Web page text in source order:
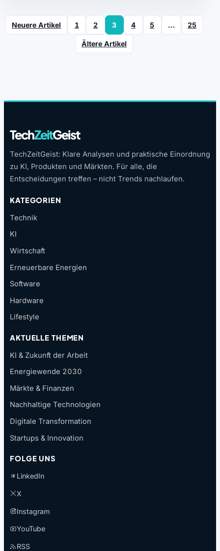
Neuere Artikel 1 2 3 4 5 … 25
Ältere Artikel
TechZeitGeist
TechZeitGeist: Klare Analysen und praktische Einordnung
zu KI, Produkten und Märkten. Für alle, die
Entscheidungen treffen – nicht Trends nachlaufen.
KATEGORIEN
Technik
KI
Wirtschaft
Erneuerbare Energien
Software
Hardware
Lifestyle
AKTUELLE THEMEN
KI & Zukunft der Arbeit
Energiewende 2030
Märkte & Finanzen
Nachhaltige Technologien
Digitale Transformation
Startups & Innovation
FOLGE UNS
LinkedIn
X
Instagram
YouTube
RSS